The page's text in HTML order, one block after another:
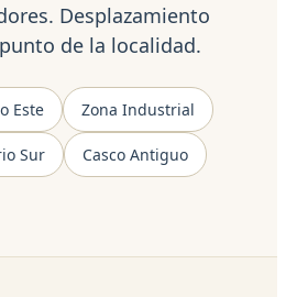
Desplazamiento
de la localidad.
Este Zona Industrial
Sur Casco Antiguo